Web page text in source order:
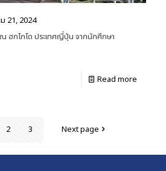
21, 2024
ฮกไกโด ประเทศญี่ปุ่น จากนักศึกษา
Read more
2 3 Next page